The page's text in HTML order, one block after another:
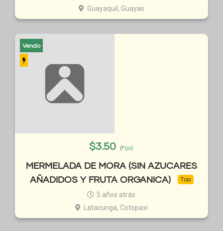
Guayaquil, Guayas
Vendo
$3.50 (Fijo)
MERMELADA DE MORA (SIN AZUCARES
AÑADIDOS Y FRUTA ORGANICA)
Top
5 años atrás
Latacunga, Cotopaxi